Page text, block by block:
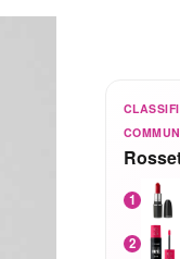
1
2